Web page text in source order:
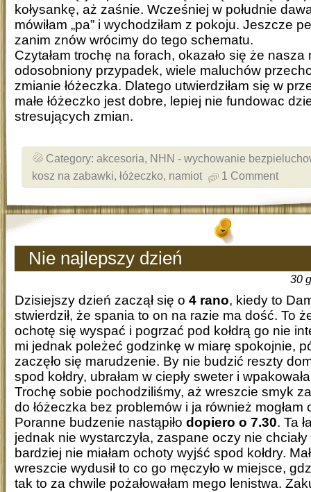
kołysankę, aż zaśnie. Wcześniej w południe
mówiłam „pa” i wychodziłam z pokoju. Jeszcze
zanim znów wrócimy do tego schematu.
Czytałam trochę na forach, okazało się że nasza
odosobniony przypadek, wiele maluchów
zmianie łóżeczka. Dlatego utwierdziłam się w
małe łóżeczko jest dobre, lepiej nie fundowac
stresujących zmian.
Category: akcesoria, NHN - wychowanie
kosz na zabawki, łóżeczko, namiot 1 Comment
Nie najlepszy dzień
30
Dzisiejszy dzień zaczął się o 4 rano, kiedy to
stwierdził, że spania to on na razie ma dość. To
ochotę się wyspać i pogrzać pod kołdrą go nie
mi jednak poleżeć godzinkę w miarę spokojnie,
zaczęło się marudzenie. By nie budzić reszty
spod kołdry, ubrałam w ciepły sweter i
Trochę sobie pochodziliśmy, aż wreszcie smyk
do łóżeczka bez problemów i ja również mogłam
Poranne budzenie nastąpiło dopiero o 7.30. Ta
jednak nie wystarczyła, zaspane oczy nie
bardziej nie miałam ochoty wyjść spod kołdry.
wreszcie wydusił to co go męczyło w miejsce,
tak to za chwile pożałowałam mego lenistwa.